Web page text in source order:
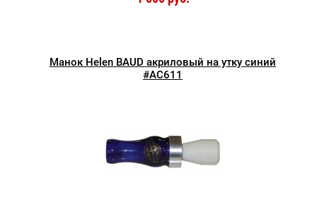
Манок Helen BAUD акриловый на утку синий
#AC611